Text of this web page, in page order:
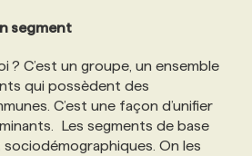
NOUS
segment
? C’est un groupe, un ensemble
qui possèdent des
C’est une façon d’unifier
Les segments de base
On les